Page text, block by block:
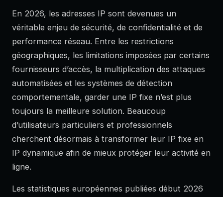
En 2026, les adresses IP sont devenues un
véritable enjeu de sécurité, de confidentialité et de
performance réseau. Entre les restrictions
géographiques, les limitations imposées par certains
fournisseurs d’accès, la multiplication des attaques
automatisées et les systèmes de détection
comportementale, garder une IP fixe n’est plus
toujours la meilleure solution. Beaucoup
d’utilisateurs particuliers et professionnels
cherchent désormais à transformer leur IP fixe en
IP dynamique afin de mieux protéger leur activité en
ligne.
Les statistiques européennes publiées début 2026